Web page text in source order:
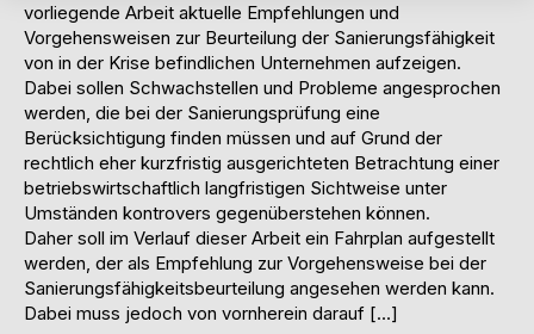
vorliegende Arbeit aktuelle Empfehlungen und
Vorgehensweisen zur Beurteilung der Sanierungsfähigkeit
von in der Krise befindlichen Unternehmen aufzeigen.
Dabei sollen Schwachstellen und Probleme angesprochen
werden, die bei der Sanierungsprüfung eine
Berücksichtigung finden müssen und auf Grund der
rechtlich eher kurzfristig ausgerichteten Betrachtung einer
betriebswirtschaftlich langfristigen Sichtweise unter
Umständen kontrovers gegenüberstehen können.
Daher soll im Verlauf dieser Arbeit ein Fahrplan aufgestellt
werden, der als Empfehlung zur Vorgehensweise bei der
Sanierungsfähigkeitsbeurteilung angesehen werden kann.
Dabei muss jedoch von vornherein darauf […]